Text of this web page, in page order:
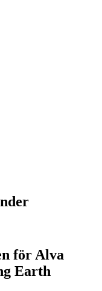
för Alva
Earth